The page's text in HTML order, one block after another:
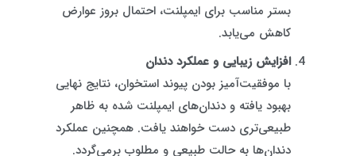
بستر مناسب برای ایمپلنت، احتمال بروز عوارض
کاهش می‌یابد.
افزایش زیبایی و عملکرد دندان
با موفقیت‌آمیز بودن پیوند استخوان، نتایج نهایی
بهبود یافته و دندان‌های ایمپلنت شده به ظاهر
طبیعی‌تری دست خواهند یافت. همچنین عملکرد
دندان‌ها به حالت طبیعی و مطلوب برمی‌گردد.